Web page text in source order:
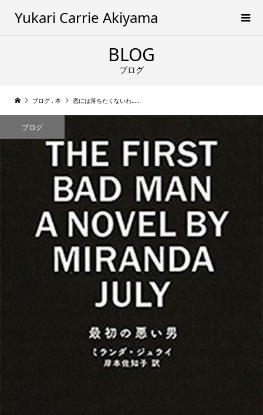
Yukari Carrie Akiyama
BLOG
ブログ
ブログ , 本 恋には落ちたくないわ……
ブログ